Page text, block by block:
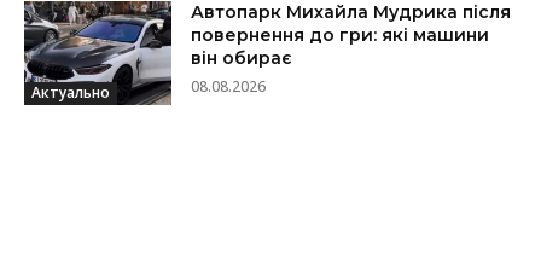
Актуально
Автопарк Михайла Мудрика після
повернення до гри: які машини
він обирає
08.08.2026